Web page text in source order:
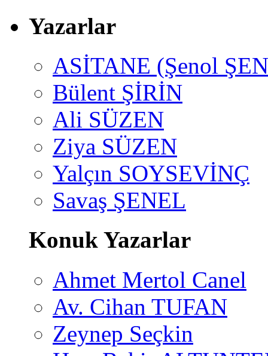
Yazarlar
ASİTANE (Şenol
Bülent ŞİRİN
Ali SÜZEN
Ziya SÜZEN
Yalçın SOYSEVİNÇ
Savaş ŞENEL
Konuk Yazarlar
Ahmet Mertol Canel
Av. Cihan TUFAN
Zeynep Seçkin